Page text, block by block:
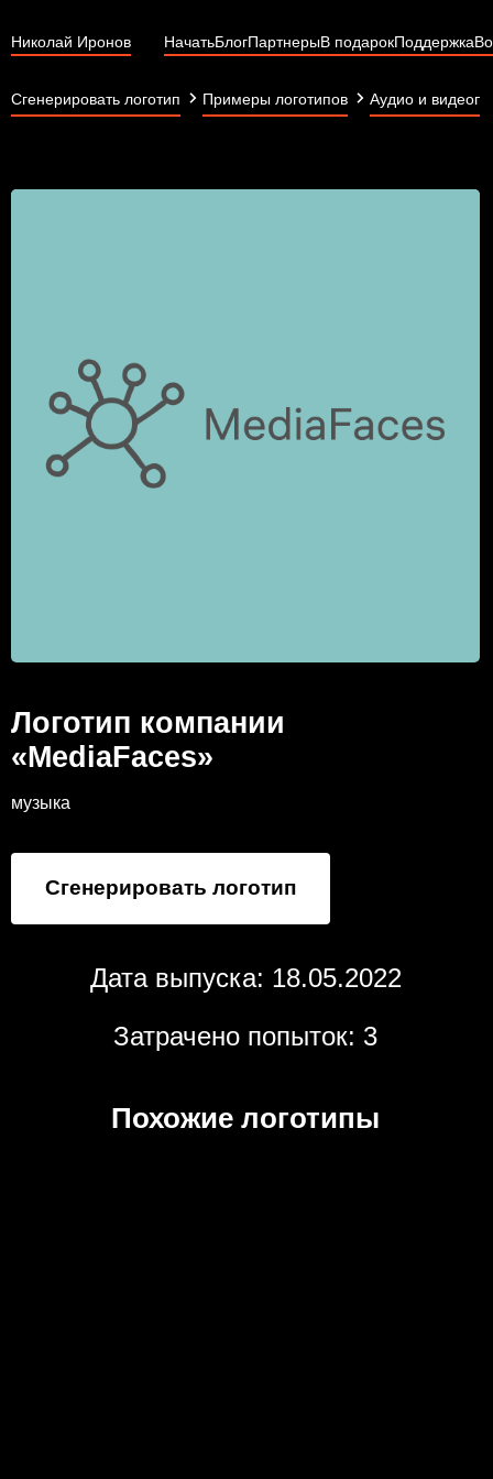
Николай Иронов НачатьБлогПартнерыВ подарокПоддержка
Сгенерировать логотип Примеры логотипов Аудио и
Логотип компании
«MediaFaces»
музыка
Сгенерировать логотип
Дата выпуска: 18.05.2022
Затрачено попыток: 3
Похожие логотипы